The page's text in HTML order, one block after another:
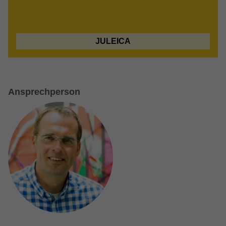
JULEICA
Ansprechperson
13 Monate
Wird verwendet, um den Sitzungsstatus zu